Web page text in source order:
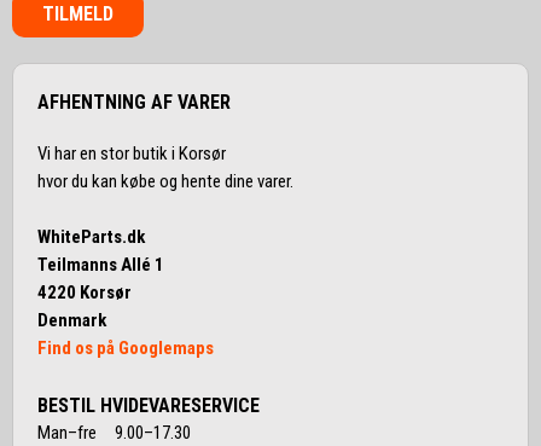
TILMELD
AFHENTNING AF VARER
Vi har en stor butik i Korsør
hvor du kan købe og hente dine varer.
WhiteParts.dk
Teilmanns Allé 1
4220 Korsør
Denmark
Find os på Googlemaps
BESTIL HVIDEVARESERVICE
Man–fre 9.00–17.30